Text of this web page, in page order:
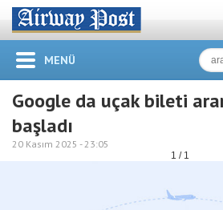
MENÜ
Google da uçak bileti
başladı
20 Kasım 2025 -23:05
1 / 1